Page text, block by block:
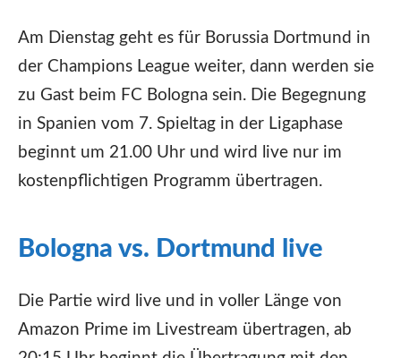
Am Dienstag geht es für Borussia Dortmund in
der Champions League weiter, dann werden sie
zu Gast beim FC Bologna sein. Die Begegnung
in Spanien vom 7. Spieltag in der Ligaphase
beginnt um 21.00 Uhr und wird live nur im
kostenpflichtigen Programm übertragen.
Bologna vs. Dortmund live
Die Partie wird live und in voller Länge von
Amazon Prime im Livestream übertragen, ab